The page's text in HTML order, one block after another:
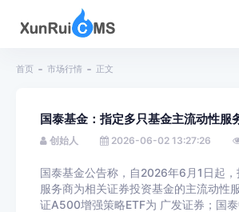
首页 市场行情 正文
国泰基金：指定多只基金主流动性服
创始人 2026-06-02 13:27:26
国泰基金公告称，自2026年6月1日起
服务商为相关证券投资基金的主流动性
证A500增强策略ETF为 广发证券 ；国